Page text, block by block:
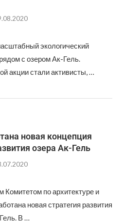
экологический
с озером Ак-Гель.
акции стали активисты, …
новая концепция
озера Ак-Гель
Комитетом по архитектуре и
новая стратегия развития
В …